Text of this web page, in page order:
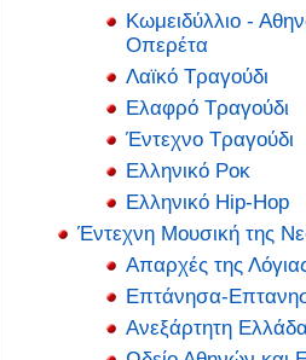
Κωμειδύλλιο -
Οπερέτα
Λαϊκό Τραγούδι
Ελαφρό Τραγούδι
Έντεχνο Τραγούδι
Ελληνικό Ροκ
Ελληνικό Hip-Hop
Έντεχνη Μουσική της
Απαρχές της
Επτάνησα-
Ανεξάρτητη